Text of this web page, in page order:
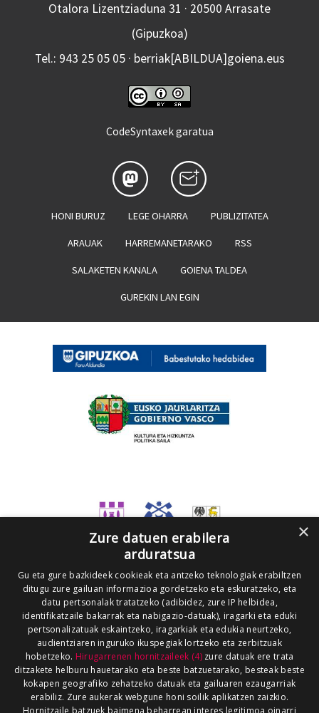
Otalora Lizentziaduna 31 · 20500 Arrasate
(Gipuzkoa)
Tel.: 943 25 05 05 · berriak[ABILDUA]goiena.eus
CodeSyntaxek garatua
HONI BURUZ LEGE OHARRA PUBLIZITATEA
ARAUAK HARREMANETARAKO RSS
SALAKETEN KANALA GOIENA TALDEA
GUREKIN LAN EGIN
×
Zure datuen erabilera
arduratsua
Gu eta gure bazkideek cookieak eta antzeko teknologiak erabiltzen
ditugu zure gailuan informazioa gordetzeko eta eskuratzeko, eta
datu pertsonalak tratatzeko (adibidez, zure IP helbidea,
identifikatzaile bakarrak eta nabigazio-datuak), iragarki eta eduki
pertsonalizatuak eskaintzeko, iragarkiak eta edukia neurtzeko,
audientziaren inguruko ikuspegiak lortzeko eta zerbitzuak
hobetzeko. Hirugarrenen hornitzaileek (4)zure datuak ere trata
ditzakete helburu hauetarako eta beste batzuetarako, besteak beste
kokapen geografiko zehatzeko datuak eta gailuaren ezaugarriak
erabiliz. Zure aukerak webgune honi soilik aplikatzen zaizkio.
Hornitzaile batzuek baimena beharrean interes legitimoa oinarri